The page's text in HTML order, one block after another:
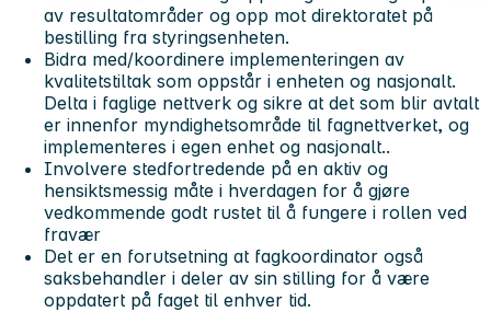
av resultatområder og opp mot direktoratet på
bestilling fra styringsenheten.
Bidra med/koordinere implementeringen av
kvalitetstiltak som oppstår i enheten og nasjonalt.
Delta i faglige nettverk og sikre at det som blir avtalt
er innenfor myndighetsområde til fagnettverket, og
implementeres i egen enhet og nasjonalt..
Involvere stedfortredende på en aktiv og
hensiktsmessig måte i hverdagen for å gjøre
vedkommende godt rustet til å fungere i rollen ved
fravær
Det er en forutsetning at fagkoordinator også
saksbehandler i deler av sin stilling for å være
oppdatert på faget til enhver tid.